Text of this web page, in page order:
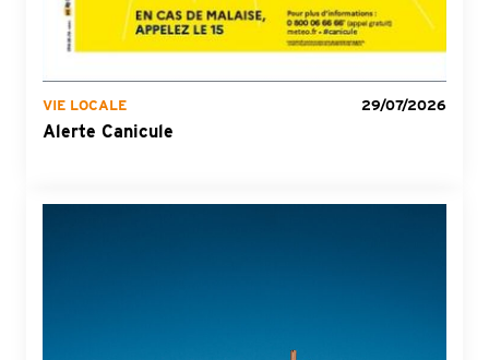
VIE LOCALE 29/07/2026
Alerte Canicule